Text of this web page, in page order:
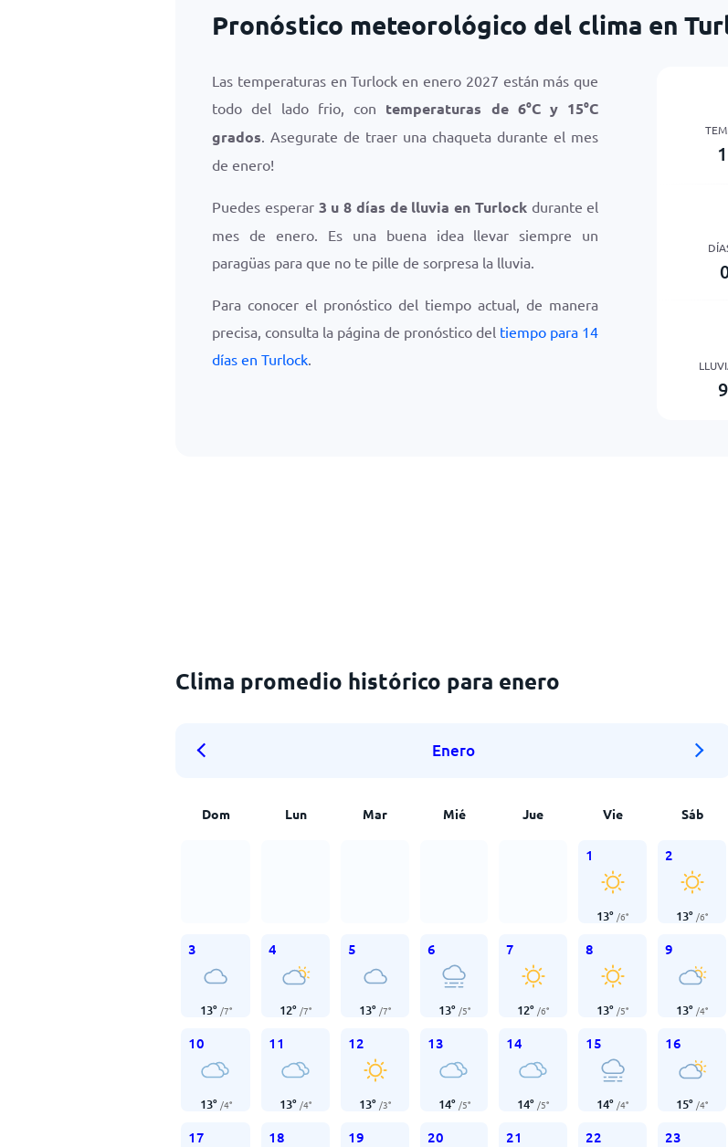
Pronóstico meteorológico del clima en
Las temperaturas en Turlock en enero 2027 están más que
todo del lado frio, con temperaturas de 6°Cy 15°C
grados. Asegurate de traer una chaqueta durante el mes
de enero!
Puedes esperar 3 u 8 días de lluvia en Turlockdurante el
mes de enero. Es una buena idea llevar siempre un
paragüas para que no te pille de sorpresa la lluvia.
Para conocer el pronóstico del tiempo actual, de manera
precisa, consulta la página de pronóstico del tiempo para 14
días en Turlock.
Clima promedio histórico para enero
Enero
Dom Lun Mar Mié Jue Vie Sáb
1
13° /6°
2
13° /6°
3
13° /7°
4
12° /7°
5
13° /7°
6
13° /5°
7
12° /6°
8
13° /5°
9
13° /4°
10
13° /4°
11
13° /4°
12
13° /3°
13
14° /5°
14
14° /5°
15
14° /4°
16
15° /4°
17 18 19 20 21 22 23